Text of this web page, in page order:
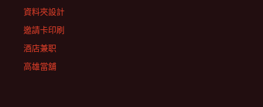
資料夾設計
邀請卡印刷
酒店兼职
高雄當舖